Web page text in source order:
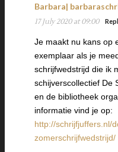
Barbara|
17 July 2020 at 09:00
Je maakt nu kans op
exemplaar als je
schrijfwedstrijd die ik
schijverscollectief De
en de bibliotheek
informatie vind je op:
http://schrijfjuffers.nl/
zomerschrijfwedstrijd/